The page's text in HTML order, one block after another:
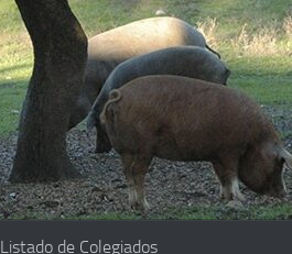
Listado de Colegiados